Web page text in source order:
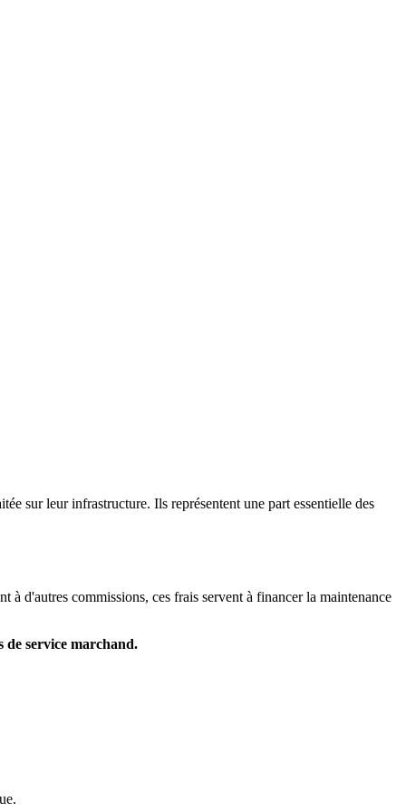
sur leur infrastructure. Ils représentent une part essentielle des
à d'autres commissions, ces frais servent à financer la maintenance
de service marchand.